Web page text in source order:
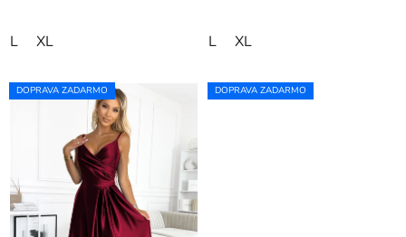
L XL L XL
DOPRAVA ZADARMO DOPRAVA ZADARMO